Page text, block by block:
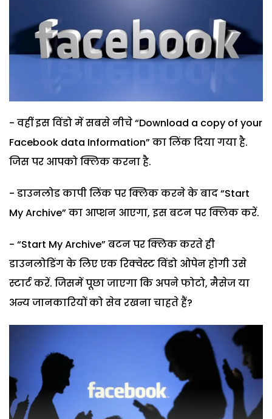
- वहीं इस विंडो में सबसे नीचे “Download a copy of your
Facebook data Information” का लिंक दिया गया है.
जिस पर आपको क्लिक करना है.
- डाउनलोड कापी लिंक पर क्लिक करने के बाद “Start
My Archive” का आप्शन आएगा, इस बटन पर क्लिक करें.
- “Start My Archive” बटन पर क्लिक करते ही
डाउनलोडिंग के लिए एक रिक्वेस्ट विंडो ओपेन होगी उसे
स्टार्ट करें. जिसमें पूछा जाएगा कि अपने फोटो, मैसेज या
अन्य जानकारियों को सेव रखना चाहते हैं?